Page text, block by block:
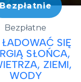
Bezpłatne
SIĘ
SŁOŃCA,
ZIEMI,
WODY